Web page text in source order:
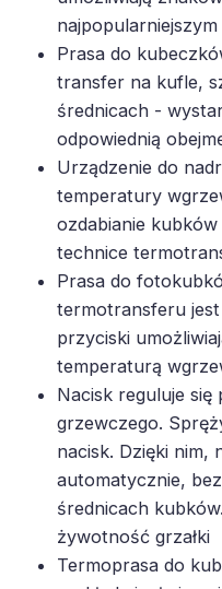
najpopularniejszym
Prasa do
transfer na kufle,
średnicach -
odpowiednią
Urządzenie do
temperatury
ozdabianie
technice
Prasa do
termotransferu
przyciski
temperaturą
Nacisk reguluje się
grzewczego.
nacisk. Dzięki nim,
automatycznie,
średnicach
żywotność grzałki
Termoprasa do